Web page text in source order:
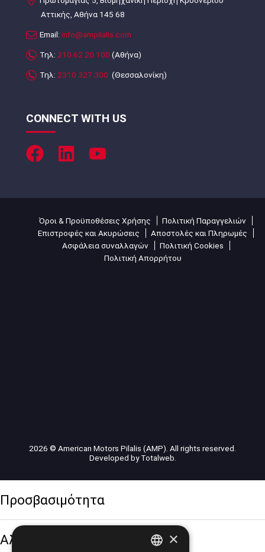
Αττικής, Αθήνα 145 68
Email: info@ampilalis.com
Τηλ: 210.62.20.100 (Αθήνα)
Τηλ: 2310.327.300 (Θεσσαλονίκη)
CONNECT WITH US
Όροι & Προϋποθέσεις Χρήσης
Πολιτική Παραγγελιών
Επιστροφές και Ακυρώσεις
Αποστολές και Πληρωμές
Ασφάλεια συναλλαγών
Πολιτική Cookies
Πολιτική Απορρήτου
2026 © American Motors Pilalis (AMP). All rights reserved.
Developed byTotalweb
Προσβασιμότητα
Αλλαγή Μεγέθους ×